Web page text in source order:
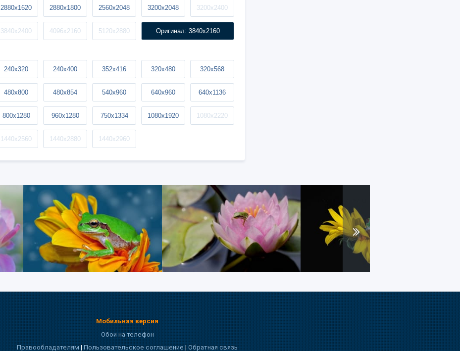
2880x1620 2880x1800 2560x2048 3200x2048 3200x2400
3840x2400 4096x2160 5120x2880 Оригинал: 3840x2160
240x320 240x400 352x416 320x480 320x568
480x800 480x854 540x960 640x960 640x1136
800x1280 960x1280 750x1334 1080x1920 1080x2220
1440x2560 1440x2880 1440x2960
Мобильная версия
Обои на телефон
Правообладателям|Пользовательское соглашение|Обратная связь